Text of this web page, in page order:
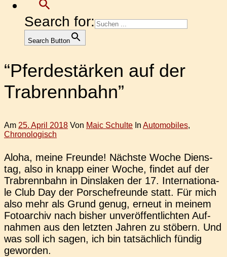
Search for:
Search Button
“Pferdestärken auf der
Trabrennbahn”
Am 25. April 2018 Von Maic Schulte In Automobiles,
Chronologisch
Aloha, meine Freun­de! Nächs­te Woche Diens­
tag, also in knapp einer Woche, findet auf der
Trab­renn­bahn in Dins­la­ken der 17. Inter­na­tio­na­
le Club Day der Por­schefreun­de statt. Für mich
also mehr als Grund genug, erneut in meinem
Foto­ar­chiv nach bisher unver­öf­fent­lich­ten Auf­
nah­men aus den letz­ten Jahren zu stö­bern. Und
was soll ich sagen, ich bin tat­säch­lich fündig
geworden.